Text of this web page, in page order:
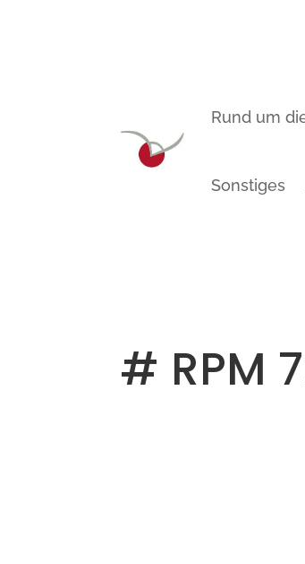
Rund um
Sonstiges
# RPM